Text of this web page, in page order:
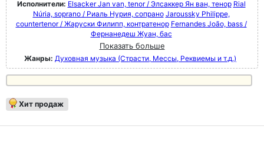
Исполнители: Elsacker Jan van, tenor / Элсаккер Ян ван, тенор Rial
Núria, soprano / Риаль Нурия, сопрано Jaroussky Philippe,
countertenor / Жаруски Филипп, контратенор Fernandes João, bass /
Фернанедеш Жуан, бас
Показать больше
Жанры: Духовная музыка (Страсти, Мессы, Реквиемы и т.д.)
Хит продаж